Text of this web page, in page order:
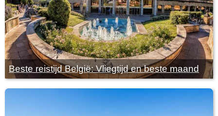
Beste reistijd België: Vliegtijd en beste maand